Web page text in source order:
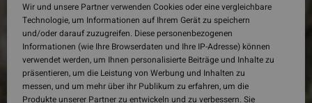
Wir und unsere Partner verwenden Cookies oder eine vergleichbare
Technologie, um Informationen auf Ihrem Gerät zu speichern
und/oder darauf zuzugreifen. Diese personenbezogenen
Informationen (wie Ihre Browserdaten und Ihre IP-Adresse) können
verwendet werden, um Ihnen personalisierte Beiträge und Inhalte zu
präsentieren, um die Leistung von Werbung und Inhalten zu
messen, und um mehr über ihr Publikum zu erfahren, um die
Produkte unserer Partner zu entwickeln und zu verbessern. Sie